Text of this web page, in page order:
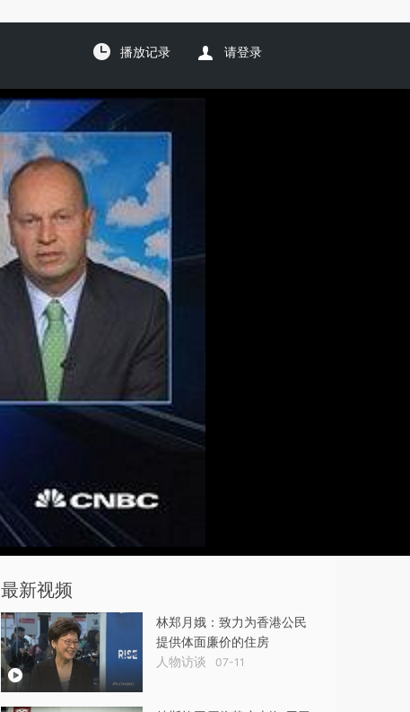
播放记录 请登录
最新视频
林郑月娥：致力为香港公民
提供体面廉价的住房
人物访谈 07-11